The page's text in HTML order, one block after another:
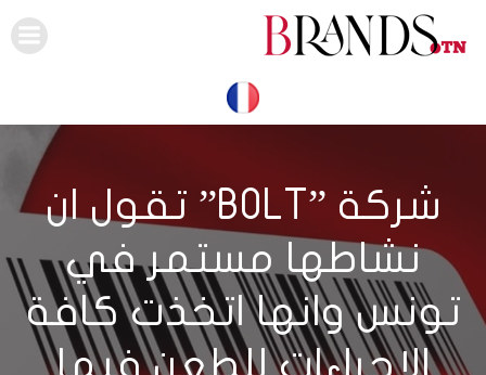
شركة ”BOLT” تقول ان
نشاطها مستمر في
تونس وانها اتخذت كافة
الاجراءات للطعن فيما